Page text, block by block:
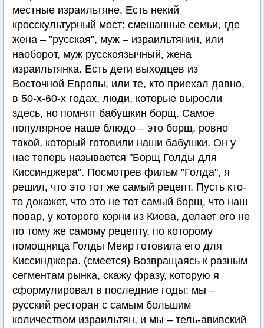
местные израильтяне. Есть некий
кросскультурный мост: смешанные семьи, где
жена – "русская", муж – израильтянин, или
наоборот, муж русскоязычный, жена
израильтянка. Есть дети выходцев из
Восточной Европы, или те, кто приехал давно,
в 50-х-60-х годах, люди, которые выросли
здесь, но помнят бабушкин борщ. Самое
популярное наше блюдо – это борщ, ровно
такой, который готовили наши бабушки. Он у
нас теперь называется "Борщ Голды для
Киссинджера". Посмотрев фильм "Голда", я
решил, что это тот же самый рецепт. Пусть кто-
то докажет, что это не тот самый борщ, что наш
повар, у которого корни из Киева, делает его не
по тому же самому рецепту, по которому
помощница Голды Меир готовила его для
Киссинджера. (смеется) Возвращаясь к разным
сегментам рынка, скажу фразу, которую я
сформулировал в последние годы: мы –
русский ресторан с самым большим
количеством израильтян, и мы – тель-авивский